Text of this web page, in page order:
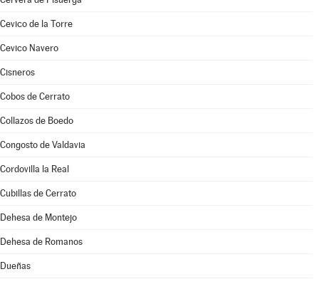
Cevico de la Torre
Cevico Navero
Cisneros
Cobos de Cerrato
Collazos de Boedo
Congosto de Valdavia
Cordovilla la Real
Cubillas de Cerrato
Dehesa de Montejo
Dehesa de Romanos
Dueñas